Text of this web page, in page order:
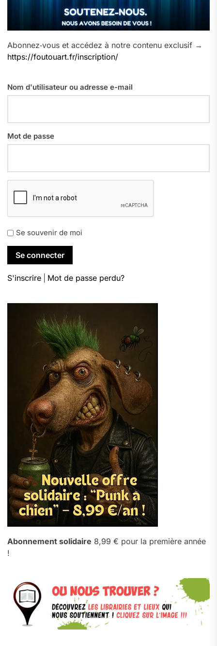
Abonnez‑vous et accédez à notre contenu exclusif →
https://foutouart.fr/inscription/
Nom d'utilisateur ou adresse e-mail
Mot de passe
Se souvenir de moi
S'inscrire Mot de passe perdu?
Abonnement solidaire 8,99 € pour la première année
!